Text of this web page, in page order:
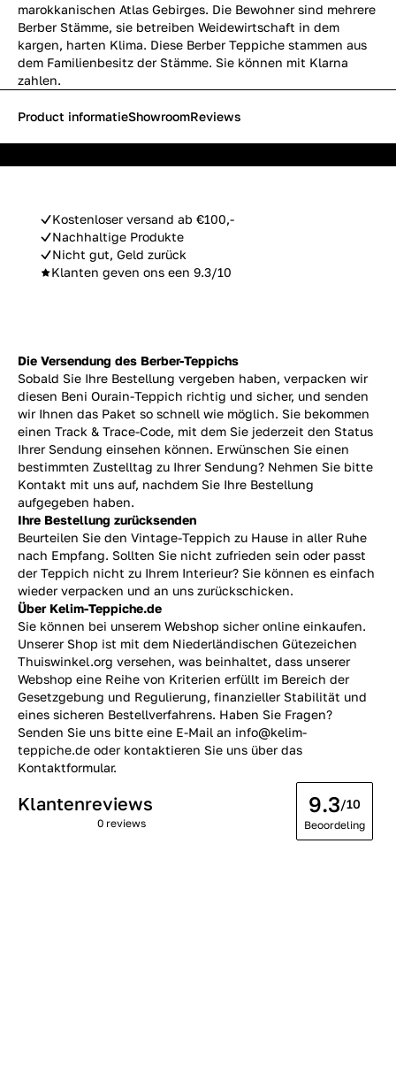
marokkanischen Atlas Gebirges. Die Bewohner sind mehrere
Berber Stämme, sie betreiben Weidewirtschaft in dem
kargen, harten Klima. Diese Berber Teppiche stammen aus
dem Familienbesitz der Stämme. Sie können mit Klarna
zahlen.
Kostenloser versand ab €100,-
Nachhaltige Produkte
Nicht gut, Geld zurück
Klanten geven ons een 9.3/10
Product informatieShowroomReviews
Die Versendung des Berber-Teppichs
Sobald Sie Ihre Bestellung vergeben haben, verpacken wir
diesen Beni Ourain-Teppich richtig und sicher, und senden
wir Ihnen das Paket so schnell wie möglich. Sie bekommen
einen Track & Trace-Code, mit dem Sie jederzeit den Status
Ihrer Sendung einsehen können. Erwünschen Sie einen
bestimmten Zustelltag zu Ihrer Sendung? Nehmen Sie bitte
Kontakt mit uns auf, nachdem Sie Ihre Bestellung
aufgegeben haben.
Ihre Bestellung zurücksenden
Beurteilen Sie den Vintage-Teppich zu Hause in aller Ruhe
nach Empfang. Sollten Sie nicht zufrieden sein oder passt
der Teppich nicht zu Ihrem Interieur? Sie können es einfach
wieder verpacken und an uns zurückschicken.
Über Kelim-Teppiche.de
Sie können bei unserem Webshop sicher online einkaufen.
Unserer Shop ist mit dem Niederländischen Gütezeichen
Thuiswinkel.org versehen, was beinhaltet, dass unserer
Webshop eine Reihe von Kriterien erfüllt im Bereich der
Gesetzgebung und Regulierung, finanzieller Stabilität und
eines sicheren Bestellverfahrens. Haben Sie Fragen?
Senden Sie uns bitte eine E-Mail an info@kelim-
teppiche.de oder kontaktieren Sie uns über das
Kontaktformular.
Klantenreviews
0 reviews
9.3/10
Beoordeling